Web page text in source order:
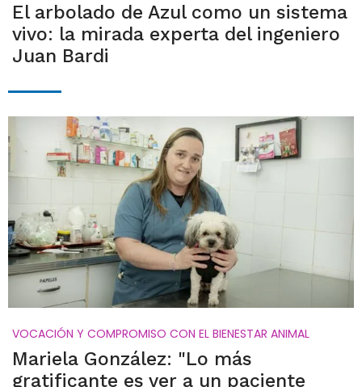
El arbolado de Azul como un sistema
vivo: la mirada experta del ingeniero
Juan Bardi
VOCACIÓN Y COMPROMISO CON EL BIENESTAR ANIMAL
Mariela González: "Lo más
gratificante es ver a un paciente